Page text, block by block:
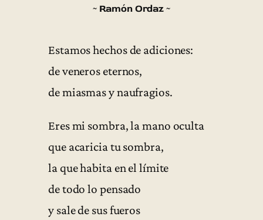
~ Ramón Ordaz ~
Estamos hechos de adiciones:
de veneros eternos,
de miasmas y naufragios.
Eres mi sombra, la mano oculta
que acaricia tu sombra,
la que habita en el límite
de todo lo pensado
y sale de sus fueros